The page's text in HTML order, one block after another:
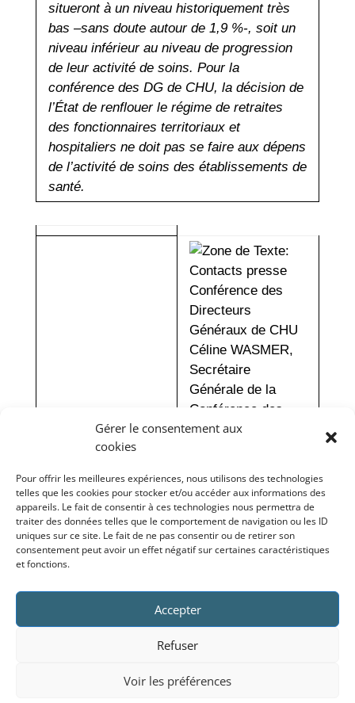
Gérer le consentement aux
cookies
Pour offrir les meilleures expériences, nous utilisons des technologies
telles que les cookies pour stocker et/ou accéder aux informations des
appareils. Le fait de consentir à ces technologies nous permettra de
traiter des données telles que le comportement de navigation ou les ID
uniques sur ce site. Le fait de ne pas consentir ou de retirer son
consentement peut avoir un effet négatif sur certaines caractéristiques
et fonctions.
Accepter
Refuser
Voir les préférences
situeront à un niveau historiquement très
bas –sans doute autour de 1,9 %-, soit un
niveau inférieur au niveau de progression
de leur activité de soins. Pour la
conférence des DG de CHU, la décision de
l’État de renflouer le régime de retraites
des fonctionnaires territoriaux et
hospitaliers ne doit pas se faire aux dépens
de l’activité de soins des établissements de
santé.